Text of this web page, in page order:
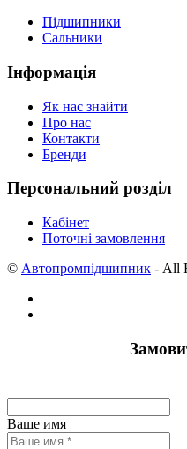
Підшипники
Сальники
Інформація
Як нас знайти
Про нас
Контакти
Бренди
Персональний розділ
Кабінет
Поточні замовлення
© Автопромпідшипник - All
Ваше имя